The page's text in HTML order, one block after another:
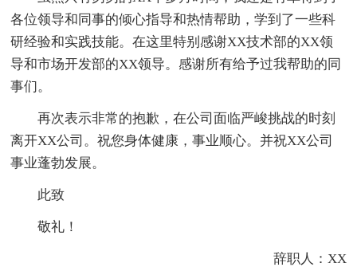
各位领导和同事的倾心指导和热情帮助，学到了一些科
研经验和实践技能。在这里特别感谢XX技术部的XX领
导和市场开发部的XX领导。感谢所有给予过我帮助的同
事们。
再次表示非常的抱歉，在公司面临严峻挑战的时刻
离开XX公司。祝您身体健康，事业顺心。并祝XX公司
事业蓬勃发展。
此致
敬礼！
辞职人：XX